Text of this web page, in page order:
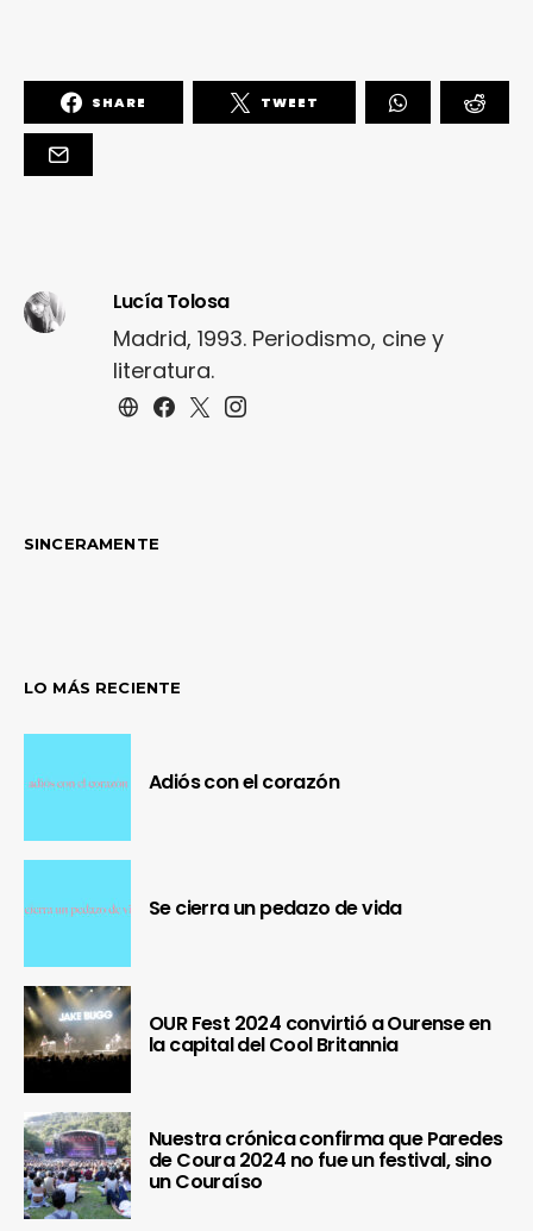
SHARE TWEET
Lucía Tolosa
Madrid, 1993. Periodismo, cine y
literatura.
SINCERAMENTE
LO MÁS RECIENTE
Adiós con el corazón
Se cierra un pedazo de vida
OUR Fest 2024 convirtió a Ourense en
la capital del Cool Britannia
Nuestra crónica confirma que Paredes
de Coura 2024 no fue un festival, sino
un Couraíso